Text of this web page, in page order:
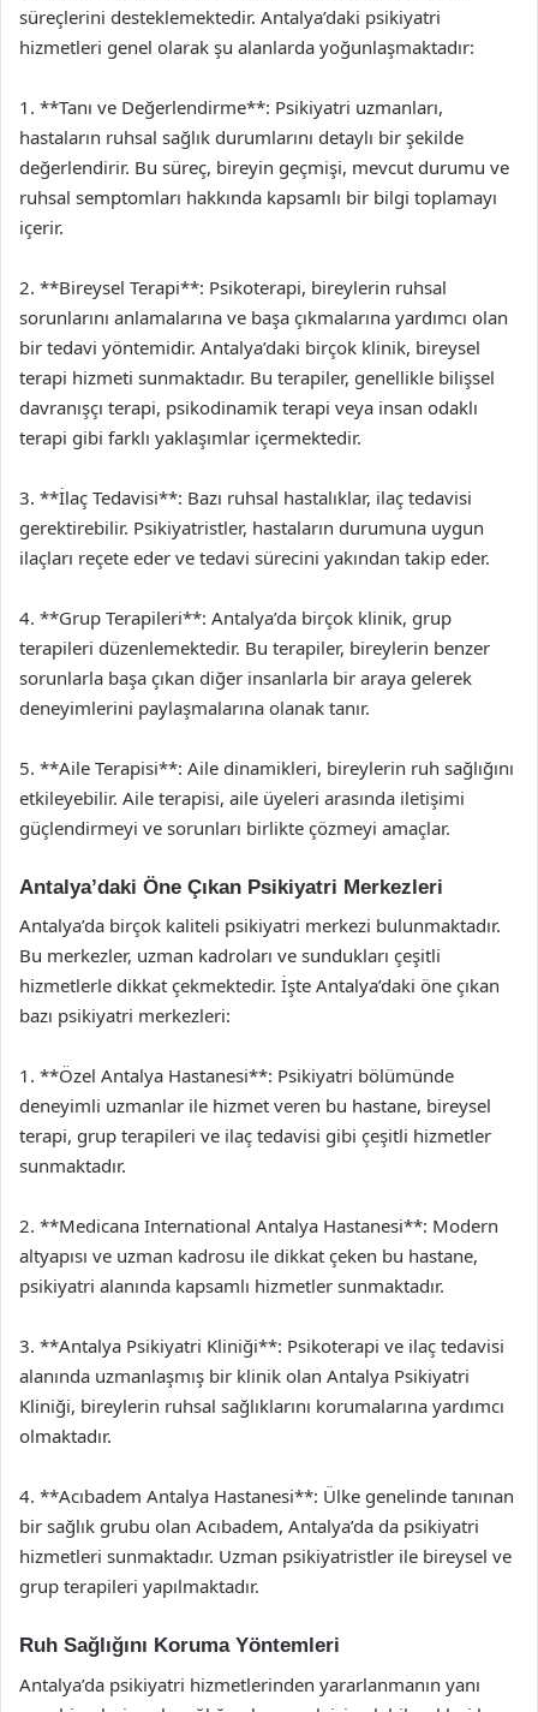
süreçlerini desteklemektedir. Antalya’daki psikiyatri
hizmetleri genel olarak şu alanlarda yoğunlaşmaktadır:
1. **Tanı ve Değerlendirme**: Psikiyatri uzmanları,
hastaların ruhsal sağlık durumlarını detaylı bir şekilde
değerlendirir. Bu süreç, bireyin geçmişi, mevcut durumu ve
ruhsal semptomları hakkında kapsamlı bir bilgi toplamayı
içerir.
2. **Bireysel Terapi**: Psikoterapi, bireylerin ruhsal
sorunlarını anlamalarına ve başa çıkmalarına yardımcı olan
bir tedavi yöntemidir. Antalya’daki birçok klinik, bireysel
terapi hizmeti sunmaktadır. Bu terapiler, genellikle bilişsel
davranışçı terapi, psikodinamik terapi veya insan odaklı
terapi gibi farklı yaklaşımlar içermektedir.
3. **İlaç Tedavisi**: Bazı ruhsal hastalıklar, ilaç tedavisi
gerektirebilir. Psikiyatristler, hastaların durumuna uygun
ilaçları reçete eder ve tedavi sürecini yakından takip eder.
4. **Grup Terapileri**: Antalya’da birçok klinik, grup
terapileri düzenlemektedir. Bu terapiler, bireylerin benzer
sorunlarla başa çıkan diğer insanlarla bir araya gelerek
deneyimlerini paylaşmalarına olanak tanır.
5. **Aile Terapisi**: Aile dinamikleri, bireylerin ruh sağlığını
etkileyebilir. Aile terapisi, aile üyeleri arasında iletişimi
güçlendirmeyi ve sorunları birlikte çözmeyi amaçlar.
Antalya’daki Öne Çıkan Psikiyatri Merkezleri
Antalya’da birçok kaliteli psikiyatri merkezi bulunmaktadır.
Bu merkezler, uzman kadroları ve sundukları çeşitli
hizmetlerle dikkat çekmektedir. İşte Antalya’daki öne çıkan
bazı psikiyatri merkezleri:
1. **Özel Antalya Hastanesi**: Psikiyatri bölümünde
deneyimli uzmanlar ile hizmet veren bu hastane, bireysel
terapi, grup terapileri ve ilaç tedavisi gibi çeşitli hizmetler
sunmaktadır.
2. **Medicana International Antalya Hastanesi**: Modern
altyapısı ve uzman kadrosu ile dikkat çeken bu hastane,
psikiyatri alanında kapsamlı hizmetler sunmaktadır.
3. **Antalya Psikiyatri Kliniği**: Psikoterapi ve ilaç tedavisi
alanında uzmanlaşmış bir klinik olan Antalya Psikiyatri
Kliniği, bireylerin ruhsal sağlıklarını korumalarına yardımcı
olmaktadır.
4. **Acıbadem Antalya Hastanesi**: Ülke genelinde tanınan
bir sağlık grubu olan Acıbadem, Antalya’da da psikiyatri
hizmetleri sunmaktadır. Uzman psikiyatristler ile bireysel ve
grup terapileri yapılmaktadır.
Ruh Sağlığını Koruma Yöntemleri
Antalya’da psikiyatri hizmetlerinden yararlanmanın yanı